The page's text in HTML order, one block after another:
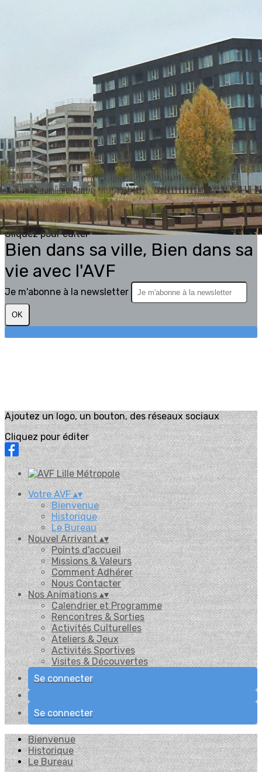
Bienvenue
Historique
Le Bureau
?>
Images de la page d'accueil
Cliquez pour éditer
Texte, bouton et/ou inscription à la newsletter
Cliquez pour éditer
Bien dans sa ville, Bien dans sa
vie avec l'AVF
Je m'abonne à la newsletter
OK
Ajoutez un logo, un bouton, des réseaux sociaux
Cliquez pour éditer
Votre AVF▴▾
Bienvenue
Historique
Le Bureau
Nouvel Arrivant▴▾
Points d'accueil
Missions & Valeurs
Comment Adhérer
Nous Contacter
Nos Animations▴▾
Calendrier et Programme
Rencontres & Sorties
Activités Culturelles
Ateliers & Jeux
Activités Sportives
Visites & Découvertes
Se connecter
Se connecter
Bienvenue
Historique
Le Bureau